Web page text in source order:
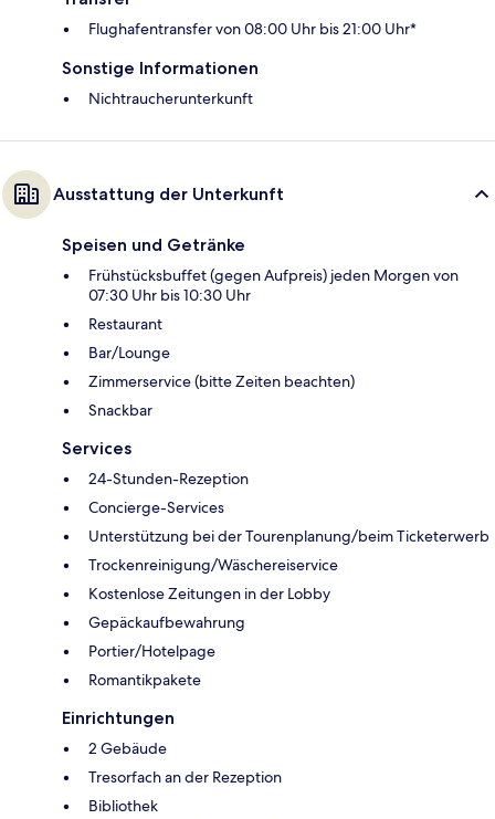
Flughafentransfer von 08:00 Uhr bis 21:00 Uhr*
Sonstige Informationen
Nichtraucherunterkunft
Ausstattung der Unterkunft
Speisen und Getränke
Frühstücksbuffet (gegen Aufpreis) jeden Morgen von
07:30 Uhr bis 10:30 Uhr
Restaurant
Bar/Lounge
Zimmerservice (bitte Zeiten beachten)
Snackbar
Services
24-Stunden-Rezeption
Concierge-Services
Unterstützung bei der Tourenplanung/beim Ticketerwerb
Trockenreinigung/Wäschereiservice
Kostenlose Zeitungen in der Lobby
Gepäckaufbewahrung
Portier/Hotelpage
Romantikpakete
Einrichtungen
2 Gebäude
Tresorfach an der Rezeption
Bibliothek